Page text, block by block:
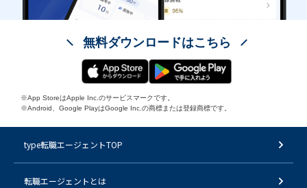
無料ダウンロードはこちら
※App StoreはApple Inc.のサービスマークです。
※Android、Google PlayはGoogle Inc.の商標または登録商標です。
type転職エージェントTOP
転職エージェントとは